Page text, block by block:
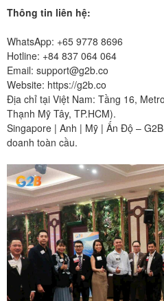
Thông tin liên hệ:
WhatsApp: +65 9778 8696
Hotline: +84 837 064 064
Email: support@g2b.co
Website: https://g2b.co
Địa chỉ tại Việt Nam: Tầng 16,
Thạnh Mỹ Tây, TP.HCM).
Singapore | Anh | Mỹ | Ấn Độ –
doanh toàn cầu.